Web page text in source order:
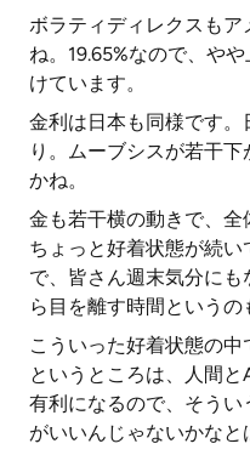
ボラティディレクスも
ね。19.65%なので、や
けています。
金利は日本も同様です。
り。ムーブシスが若干
かね。
金も若干横の動きで、全
ちょっと好着状態が続
で、皆さん週末気分に
ら目を離す時間というの
こういった好着状態の
というところは、人間
有利になるので、そう
がいいんじゃないかなと